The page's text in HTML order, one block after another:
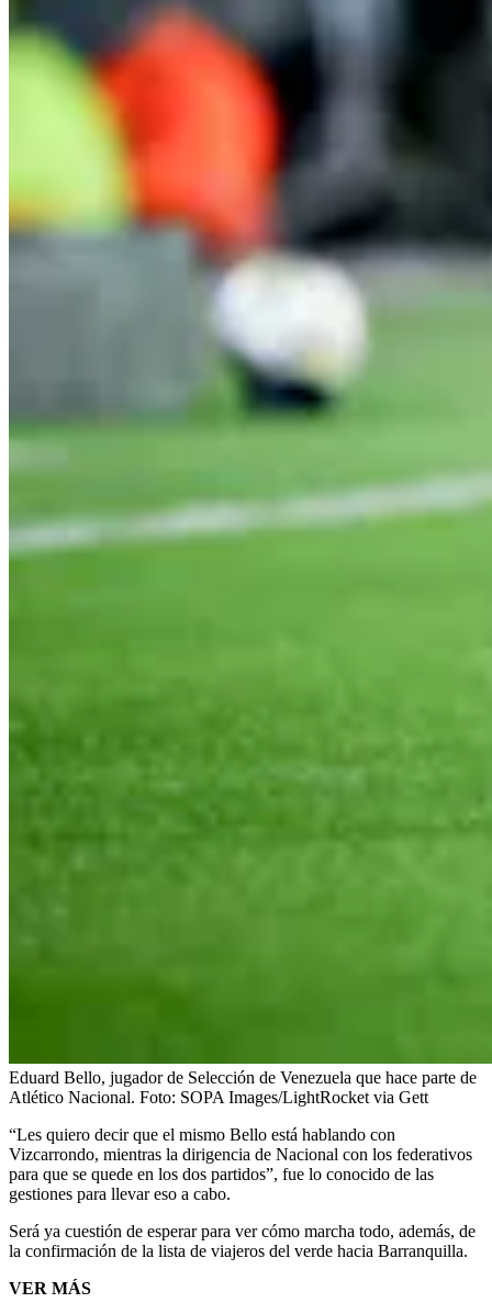
Eduard Bello, jugador de Selección de Venezuela que hace parte de
Atlético Nacional. Foto: SOPA Images/LightRocket via Gett
“Les quiero decir que el mismo Bello está hablando con
Vizcarrondo, mientras la dirigencia de Nacional con los federativos
para que se quede en los dos partidos”, fue lo conocido de las
gestiones para llevar eso a cabo.
Será ya cuestión de esperar para ver cómo marcha todo, además, de
la confirmación de la lista de viajeros del verde hacia Barranquilla.
VER MÁS